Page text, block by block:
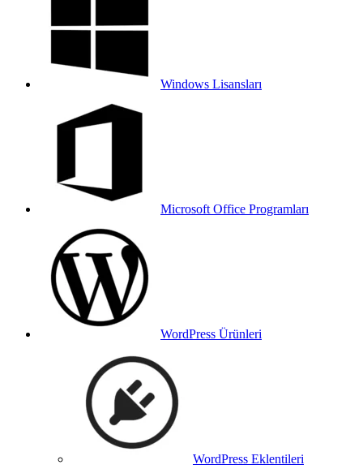
Windows Lisansları
Microsoft Office Programları
WordPress Ürünleri
WordPress Eklentileri